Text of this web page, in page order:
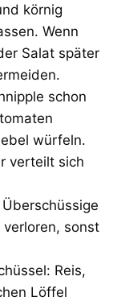
körnig
Wenn
Salat später
schon
würfeln.
verteilt sich
sonst
Reis,
Löffel